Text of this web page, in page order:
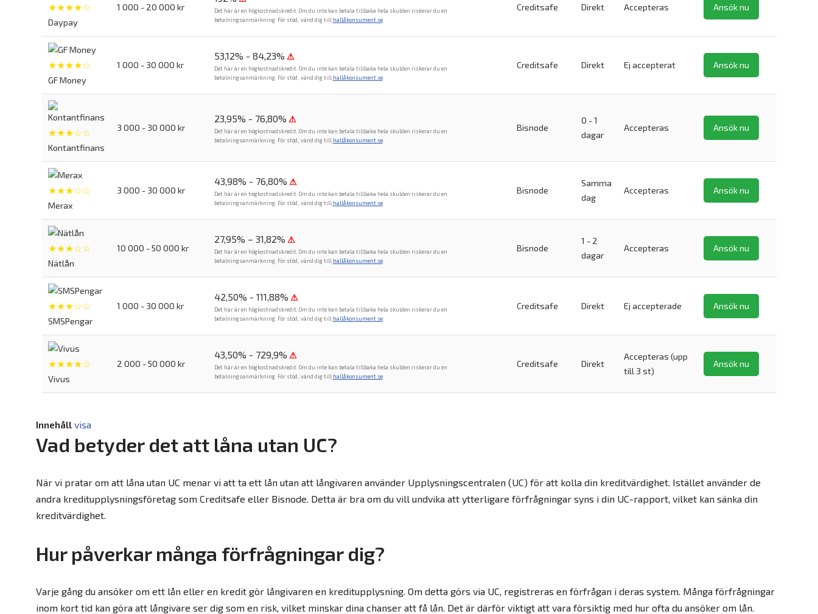
★★★★☆
Daypay
1 000 - 20 000 kr
Det här är en högkostnadskredit. Om du inte kan betala tillbaka hela skulden riskerar du en
betalningsanmärkning. För stöd, vänd dig till hallåkonsument.se.
Creditsafe Direkt Accepteras Ansök nu
★★★★☆
GF Money
1 000 - 30 000 kr
53,12% - 84,23% ⚠
Det här är en högkostnadskredit. Om du inte kan betala tillbaka hela skulden riskerar du en
betalningsanmärkning. För stöd, vänd dig till hallåkonsument.se.
Creditsafe Direkt Ej accepterat Ansök nu
★★★☆☆
Kontantfinans
3 000 - 30 000 kr
23,95% - 76,80% ⚠
Det här är en högkostnadskredit. Om du inte kan betala tillbaka hela skulden riskerar du en
betalningsanmärkning. För stöd, vänd dig till hallåkonsument.se.
Bisnode
0 - 1
dagar
Accepteras Ansök nu
★★★☆☆
Merax
3 000 - 30 000 kr
43,98% - 76,80% ⚠
Det här är en högkostnadskredit. Om du inte kan betala tillbaka hela skulden riskerar du en
betalningsanmärkning. För stöd, vänd dig till hallåkonsument.se.
Bisnode
Samma
dag
Accepteras Ansök nu
★★★☆☆
Nätlån
10 000 - 50 000 kr
27,95% – 31,82% ⚠
Det här är en högkostnadskredit. Om du inte kan betala tillbaka hela skulden riskerar du en
betalningsanmärkning. För stöd, vänd dig till hallåkonsument.se.
Bisnode
1 - 2
dagar
Accepteras Ansök nu
★★★☆☆
SMSPengar
1 000 - 30 000 kr
42,50% - 111,88% ⚠
Det här är en högkostnadskredit. Om du inte kan betala tillbaka hela skulden riskerar du en
betalningsanmärkning. För stöd, vänd dig till hallåkonsument.se.
Creditsafe Direkt Ej accepterade Ansök nu
★★★★☆
Vivus
2 000 - 50 000 kr
43,50% - 729,9% ⚠
Det här är en högkostnadskredit. Om du inte kan betala tillbaka hela skulden riskerar du en
betalningsanmärkning. För stöd, vänd dig till hallåkonsument.se.
Creditsafe Direkt
Accepteras (upp
till 3 st)
Ansök nu
Innehåll visa
Vad betyder det att låna utan UC?
När vi pratar om att låna utan UC menar vi att ta ett lån utan att långivaren använder Upplysningscentralen (UC) för att kolla din kreditvärdighet. Istället använder de
andra kreditupplysningsföretag som Creditsafe eller Bisnode. Detta är bra om du vill undvika att ytterligare förfrågningar syns i din UC-rapport, vilket kan sänka din
kreditvärdighet.
Hur påverkar många förfrågningar dig?
Varje gång du ansöker om ett lån eller en kredit gör långivaren en kreditupplysning. Om detta görs via UC, registreras en förfrågan i deras system. Många förfrågningar
inom kort tid kan göra att långivare ser dig som en risk, vilket minskar dina chanser att få lån. Det är därför viktigt att vara försiktig med hur ofta du ansöker om lån.